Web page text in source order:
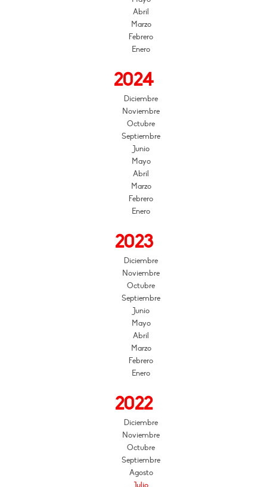
Abril
Marzo
Febrero
Enero
2024
Diciembre
Noviembre
Octubre
Septiembre
Junio
Mayo
Abril
Marzo
Febrero
Enero
2023
Diciembre
Noviembre
Octubre
Septiembre
Junio
Mayo
Abril
Marzo
Febrero
Enero
2022
Diciembre
Noviembre
Octubre
Septiembre
Agosto